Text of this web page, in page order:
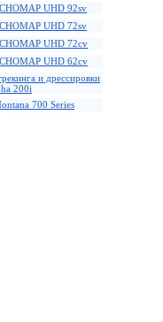
UHD 92sv
UHD 72sv
UHD 72cv
UHD 62cv
и дрессировки
200i
700 Series